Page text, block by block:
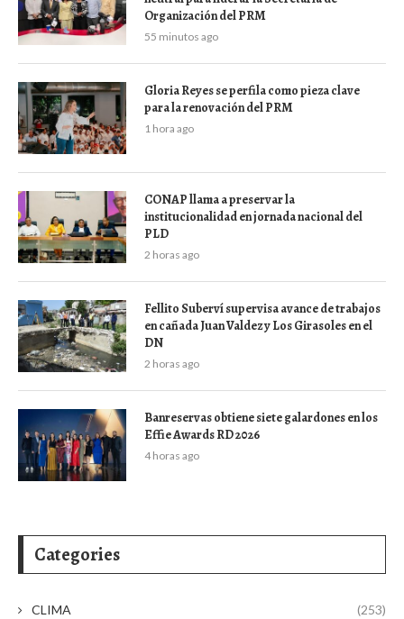
Organización del PRM
55 minutos ago
Gloria Reyes se perfila como pieza clave
para la renovación del PRM
1 hora ago
CONAP llama a preservar la
institucionalidad en jornada nacional del
PLD
2 horas ago
Fellito Suberví supervisa avance de trabajos
en cañada Juan Valdez y Los Girasoles en el
DN
2 horas ago
Banreservas obtiene siete galardones en los
Effie Awards RD 2026
4 horas ago
Categories
CLIMA (253)